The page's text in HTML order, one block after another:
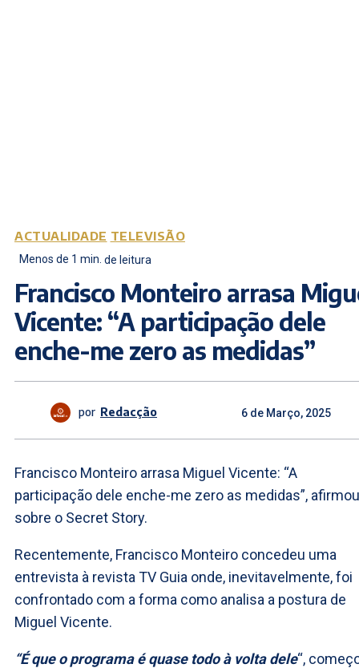
ACTUALIDADE TELEVISÃO
Menos de 1 min. de leitura
Francisco Monteiro arrasa
Vicente: “A participação dele
enche-me zero as medidas”
por Redacção 6 de Março, 2025
Francisco Monteiro arrasa Miguel Vicente: “A
participação dele enche-me zero as medidas”, afirmou
sobre o Secret Story.
Recentemente, Francisco Monteiro concedeu uma
entrevista à revista TV Guia onde, inevitavelmente, foi
confrontado com a forma como analisa a postura de
Miguel Vicente.
“É que o programa é quase todo à volta dele“,